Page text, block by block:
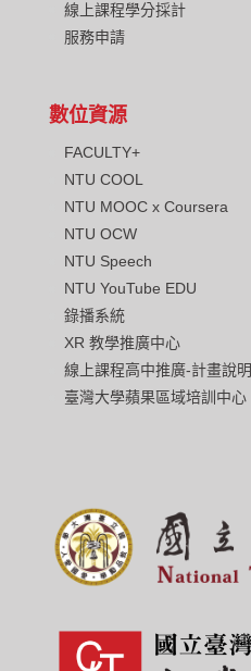
線上課程學分採計
服務申請
數位資源
FACULTY+
NTU COOL
NTU MOOC x Coursera
NTU OCW
NTU Speech
NTU YouTube EDU
錄播系統
XR 教學推廣中心
線上課程高中推廣-計畫說明
臺灣大學蘋果區域培訓中心